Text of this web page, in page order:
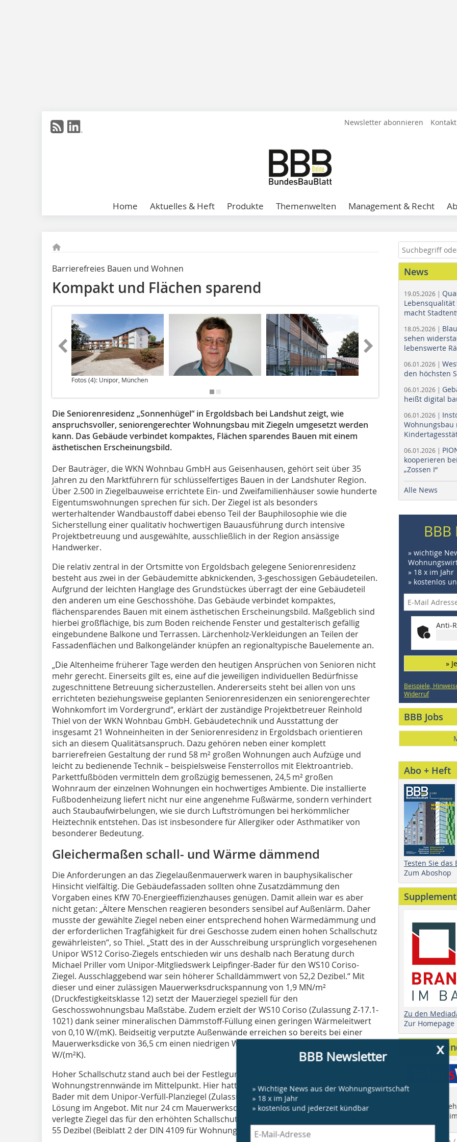
Newsletter abonnieren
Home Aktuelles & Heft Produkte Themenwelten Management & Recht
Barrierefreies Bauen und Wohnen
Kompakt und Flächen sparend
Fotos (4): Unipor, München
Die Seniorenresidenz „Sonnenhügel“ in Ergoldsbach bei Landshut zeigt, wie
anspruchsvoller, seniorengerechter Wohnungsbau mit Ziegeln umgesetzt werden
kann. Das Gebäude verbindet kompaktes, Flächen sparendes Bauen mit einem
ästhetischen Erscheinungsbild.
Der Bauträger, die WKN Wohnbau GmbH aus Geisenhausen, gehört seit über 35
Jahren zu den Marktführern für schlüsselfertiges Bauen in der Landshuter Region.
Über 2.500 in Ziegelbauweise errichtete Ein- und Zweifamilienhäuser sowie hunderte
Eigentumswohnungen sprechen für sich. Der Ziegel ist als besonders
werterhaltender Wandbaustoff dabei ebenso Teil der Bauphilosophie wie die
Sicherstellung einer qualitativ hochwertigen Bauausführung durch intensive
Projektbetreuung und ausgewählte, ausschließlich in der Region ansässige
Handwerker.
Die relativ zentral in der Ortsmitte von Ergoldsbach gelegene Seniorenresidenz
besteht aus zwei in der Gebäudemitte abknickenden, 3-geschossigen Gebäudeteilen.
Aufgrund der leichten Hanglage des Grundstückes überragt der eine Gebäudeteil
den anderen um eine Geschosshöhe. Das Gebäude verbindet kompaktes,
flächensparendes Bauen mit einem ästhetischen Erscheinungsbild. Maßgeblich sind
hierbei großflächige, bis zum Boden reichende Fenster und gestalterisch gefällig
eingebundene Balkone und Terrassen. Lärchenholz-Verkleidungen an Teilen der
Fassadenflächen und Balkongeländer knüpfen an regionaltypische Bauelemente an.
„Die Altenheime früherer Tage werden den heutigen Ansprüchen von Senioren nicht
mehr gerecht. Einerseits gilt es, eine auf die jeweiligen individuellen Bedürfnisse
zugeschnittene Betreuung sicherzustellen. Andererseits steht bei allen von uns
errichteten beziehungsweise geplanten Seniorenresidenzen ein seniorengerechter
Wohnkomfort im Vordergrund“, erklärt der zuständige Projektbetreuer Reinhold
Thiel von der WKN Wohnbau GmbH. Gebäudetechnik und Ausstattung der
insgesamt 21 Wohneinheiten in der Seniorenresidenz in Ergoldsbach orientieren
sich an diesem Qualitätsanspruch. Dazu gehören neben einer komplett
barrierefreien Gestaltung der rund 58 m² großen Wohnungen auch Aufzüge und
leicht zu bedienende Technik – beispielsweise Fensterrollos mit Elektroantrieb.
Parkettfußböden vermitteln dem großzügig bemessenen, 24,5 m² großen
Wohnraum der einzelnen Wohnungen ein hochwertiges Ambiente. Die installierte
Fußbodenheizung liefert nicht nur eine angenehme Fußwärme, sondern verhindert
auch Staubaufwirbelungen, wie sie durch Luftströmungen bei herkömmlicher
Heiztechnik entstehen. Das ist insbesondere für Allergiker oder Asthmatiker von
besonderer Bedeutung.
Gleichermaßen schall- und Wärme dämmend
Die Anforderungen an das Ziegelaußenmauerwerk waren in bauphysikalischer
Hinsicht vielfältig. Die Gebäudefassaden sollten oh­­ne Zusatzdämmung den
Vorgaben eines KfW 70-Energieeffizienzhauses genügen. Damit allein war es aber
nicht getan: „Ältere Menschen reagieren besonders sensibel auf Außenlärm. Daher
musste der gewählte Ziegel neben einer entsprechend hohen Wärmedämmung und
der erforderlichen Tragfähigkeit für drei Geschosse zudem einen hohen Schallschutz
gewährleisten“, so Thiel. „Statt des in der Ausschreibung ursprünglich vorgesehenen
Unipor WS12 Coriso-Ziegels entschieden wir uns deshalb nach Beratung durch
Michael Priller vom Unipor-Mitgliedswerk Leipfinger-Bader für den WS10 Coriso-
Ziegel. Ausschlaggebend war sein höherer Schalldämmwert von 52,2 Dezibel.“ Mit
dieser und einer zulässigen Mauerwerksdruckspannung von 1,9 MN/m²
(Druckfestigkeitsklasse 12) setzt der Mauerziegel speziell für den
Geschosswohnungsbau Maßstäbe. Zudem erzielt der WS10 Coriso (Zulassung Z-17.1-
1021) dank seiner mineralischen Dämmstoff-Füllung einen geringen Wärmeleitwert
von 0,10 W/(mK). Beidseitig verputzte Außenwände erreichen so bereits bei einer
Mauerwerksdicke von 36,5 cm einen niedrigen Wärmedurchgangswert von nur 0,25
W/(m²K).
Hoher Schallschutz stand auch bei der Festlegung der Ziegelsorte für die
Wohnungstrennwände im Mittelpunkt. Hier hatte der Ziegelhersteller Leipfinger-
Bader mit dem Unipor-Verfüll-Planziegel (Zulassung Z-17.1-688) ebenfalls eine
Lösung im Angebot. Mit nur 24 cm Mauerwerksdicke stellte der in Dünnbettmörtel
verlegte Ziegel das für den erhöhten Schallschutz empfohlene Schalldämmmaß von
55 Dezibel (Beiblatt 2 der DIN 4109 für Wohnungstrennwände) sicher.
x
BBB Newsletter
» Wichtige News aus der Wohnungswirtschaft
» 18 x im Jahr
» kostenlos und jederzeit kündbar
News
19.05.2026 |
macht
18.05.2026 |
sehen
lebenswerte
06.01.2026 |
den höchsten
06.01.2026 |
heißt digital
06.01.2026 |
Wohnungsbau
06.01.2026 |
kooperieren
„Zossen I“
Alle News
» wichtige
» 18 x im Jahr
» kostenlos
Anti-
»
Beispiele,
Widerruf
BBB Jobs
Abo + Heft
Testen Sie das
Zum Aboshop
Supplement
Zu den
Zur Homepage
Anbieter
Finden Sie
"Who is Who